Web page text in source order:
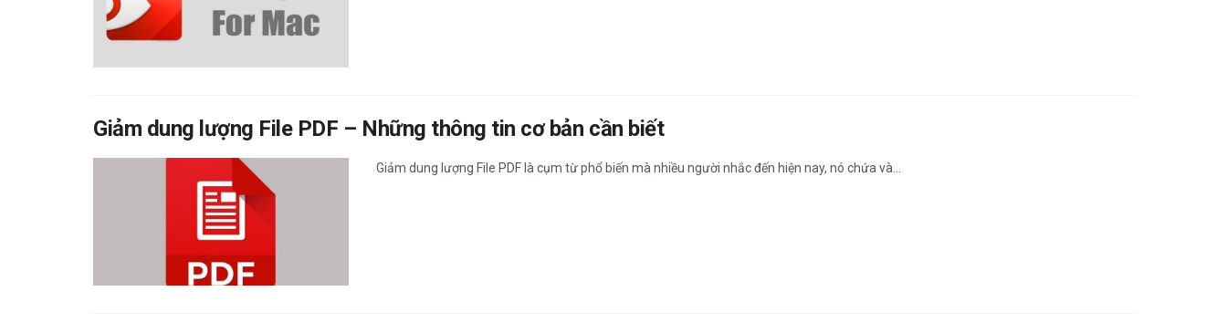
Giảm dung lượng File PDF – Những thông tin cơ bản cần biết
Giảm dung lượng File PDF là cụm từ phổ biến mà nhiều người nhắc đến hiện nay, nó chứa và...